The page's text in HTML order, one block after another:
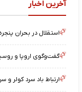
آخرین اخبار
استقلال در بحران
گفت‌وگوی اروپا و
ارتباط باد سرد کولر و